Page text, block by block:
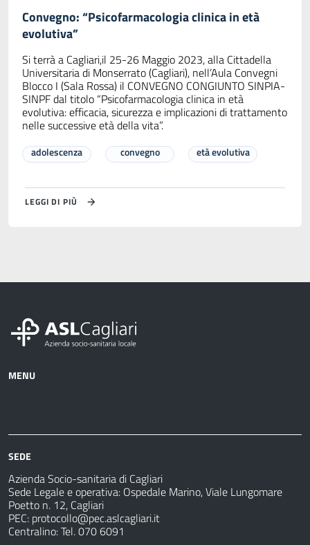
Convegno: “Psicofarmacologia clinica in età
evolutiva”
Si terrà a Cagliari,il 25-26 Maggio 2023, alla Cittadella
Universitaria di Monserrato (Cagliari), nell’Aula Convegni
Blocco I (Sala Rossa) il CONVEGNO CONGIUNTO SINPIA-
SINPF dal titolo “Psicofarmacologia clinica in età
evolutiva: efficacia, sicurezza e implicazioni di trattamento
nelle successive età della vita”.
adolescenza convegno età evolutiva
LEGGI DI PIÙ
MENU
sanitarie
fare
SEDE
Azienda Socio-sanitaria di Cagliari
Sede Legale e operativa: Ospedale Marino, Viale Lungomare
Poetto n. 12, Cagliari
PEC: protocollo@pec.aslcagliari.it
Centralino: Tel. 070 6091